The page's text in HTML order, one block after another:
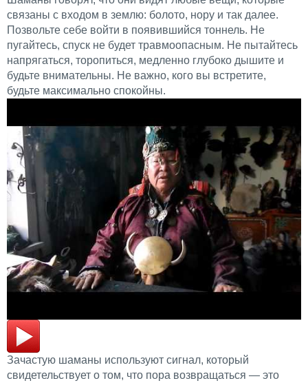
связаны с входом в землю: болото, нору и так далее.
Позвольте себе войти в появившийся тоннель. Не
пугайтесь, спуск не будет травмоопасным. Не пытайтесь
напрягаться, торопиться, медленно глубоко дышите и
будьте внимательны. Не важно, кого вы встретите,
будьте максимально спокойны.
Зачастую шаманы используют сигнал, который
свидетельствует о том, что пора возвращаться — это